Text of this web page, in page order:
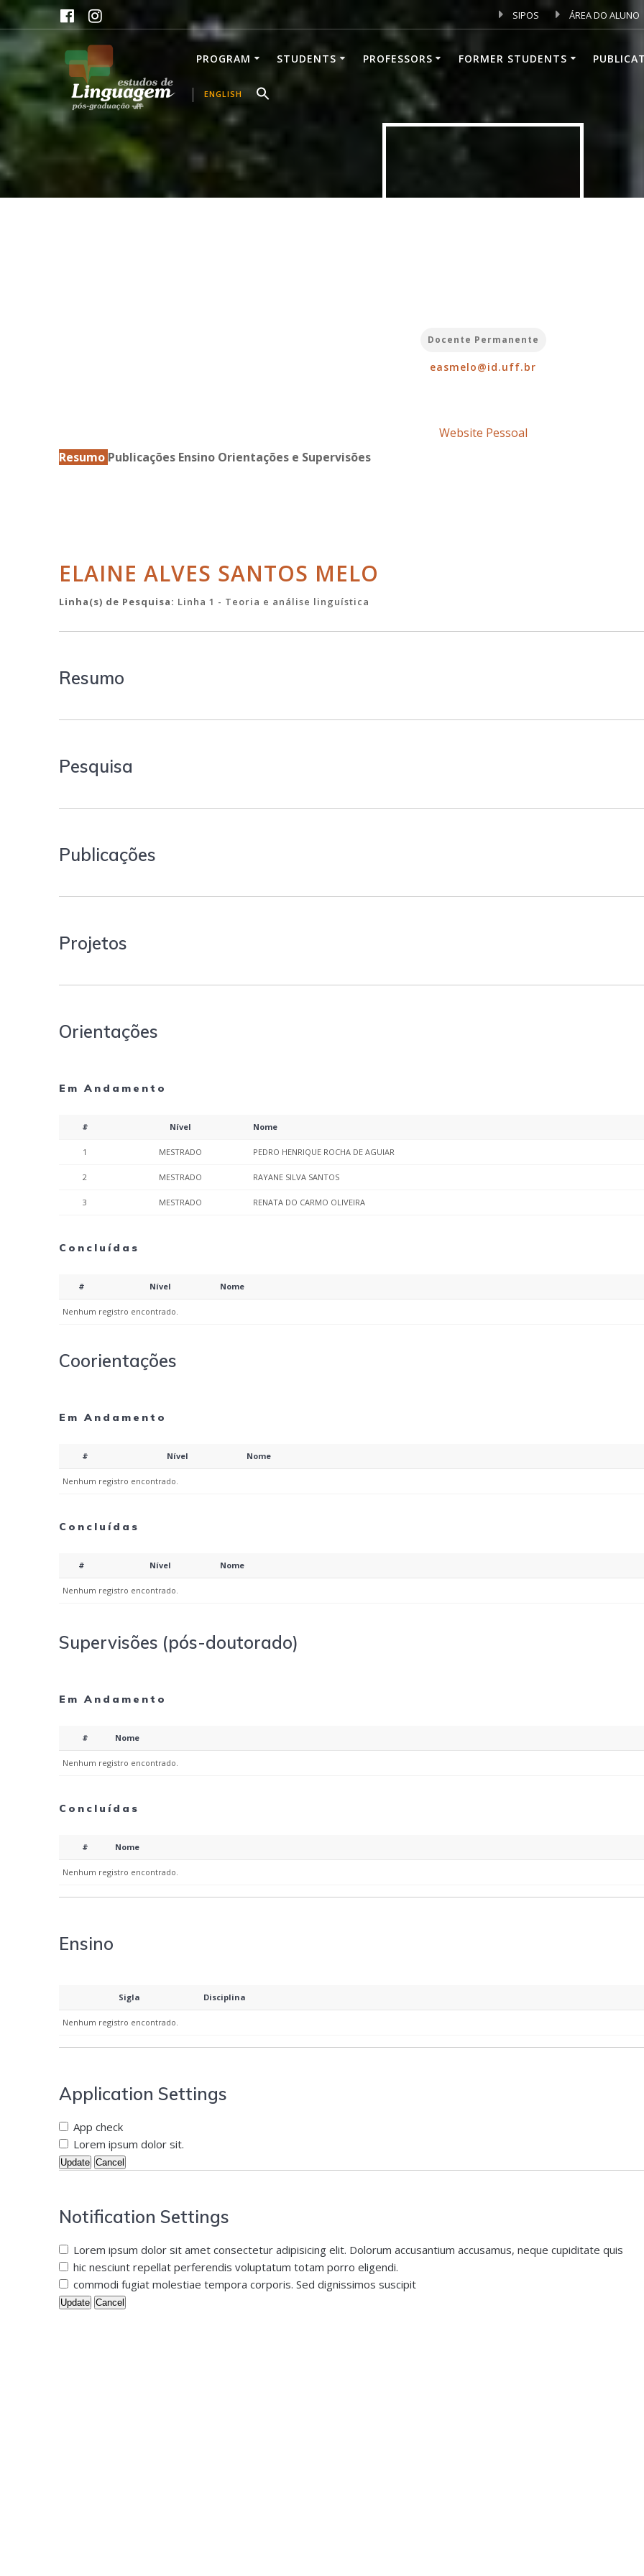
Skip
to
content
SIPOS ÁREA DO ALUNO
PROGRAM STUDENTS PROFESSORS FORMER STUDENTS
ENGLISH
Docente Permanente
easmelo@id.uff.br
Website Pessoal
Resumo Publicações Ensino Orientações e Supervisões
ELAINE ALVES SANTOS MELO
Linha(s) de Pesquisa: Linha 1 - Teoria e análise linguística
Resumo
Pesquisa
Publicações
Projetos
Orientações
Em Andamento
# Nível Nome
1 MESTRADO PEDRO HENRIQUE ROCHA DE AGUIAR
2 MESTRADO RAYANE SILVA SANTOS
3 MESTRADO RENATA DO CARMO OLIVEIRA
Concluídas
# Nível Nome
Nenhum registro encontrado.
Coorientações
Em Andamento
# Nível Nome
Nenhum registro encontrado.
Concluídas
# Nível Nome
Nenhum registro encontrado.
Supervisões (pós-doutorado)
Em Andamento
# Nome
Nenhum registro encontrado.
Concluídas
# Nome
Nenhum registro encontrado.
Ensino
Sigla Disciplina
Nenhum registro encontrado.
Application Settings
App check
Lorem ipsum dolor sit.
Update Cancel
Notification Settings
Lorem ipsum dolor sit amet consectetur adipisicing elit. Dolorum accusantium accusamus, neque cupiditate quis
hic nesciunt repellat perferendis voluptatum totam porro eligendi.
commodi fugiat molestiae tempora corporis. Sed dignissimos suscipit
Update Cancel